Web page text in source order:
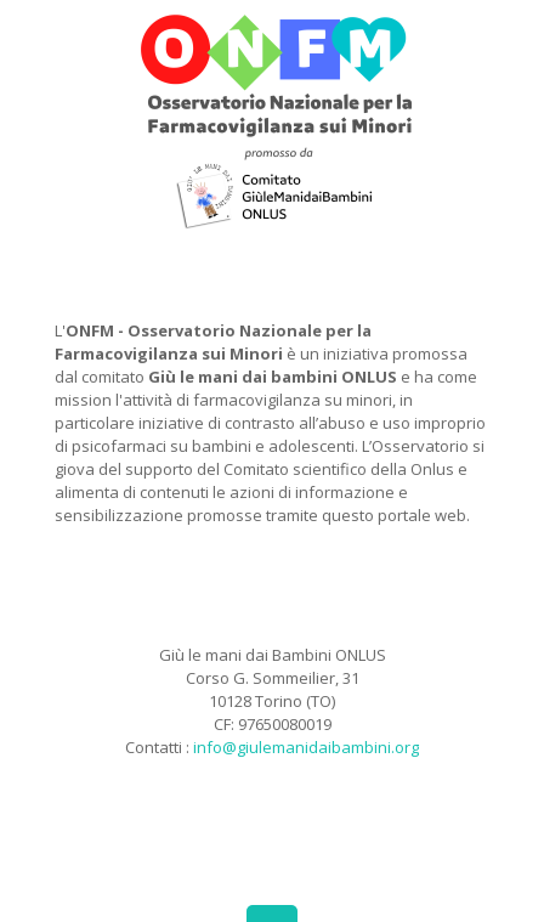
L'ONFM - Osservatorio Nazionale per la
Farmacovigilanza sui Minori è un iniziativa promossa
dal comitato Giù le mani dai bambini ONLUS e ha come
mission l'attività di farmacovigilanza su minori, in
particolare iniziative di contrasto all’abuso e uso improprio
di psicofarmaci su bambini e adolescenti. L’Osservatorio si
giova del supporto del Comitato scientifico della Onlus e
alimenta di contenuti le azioni di informazione e
sensibilizzazione promosse tramite questo portale web.
Giù le mani dai Bambini ONLUS
Corso G. Sommeilier, 31
10128 Torino (TO)
CF: 97650080019
Contatti : info@giulemanidaibambini.org